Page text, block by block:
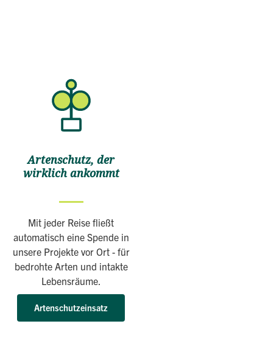
Artenschutz, der
wirklich ankommt
Mit jeder Reise fließt
automatisch eine Spende in
unsere Projekte vor Ort - für
bedrohte Arten und intakte
Lebensräume.
Artenschutzeinsatz